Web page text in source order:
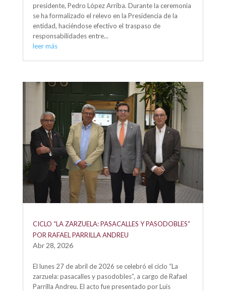
presidente, Pedro López Arriba. Durante la ceremonia
se ha formalizado el relevo en la Presidencia de la
entidad, haciéndose efectivo el traspaso de
responsabilidades entre...
leer más
CICLO “LA ZARZUELA: PASACALLES Y PASODOBLES”
POR RAFAEL PARRILLA ANDREU
Abr 28, 2026
El lunes 27 de abril de 2026 se celebró el ciclo “La
zarzuela: pasacalles y pasodobles”, a cargo de Rafael
Parrilla Andreu. El acto fue presentado por Luis